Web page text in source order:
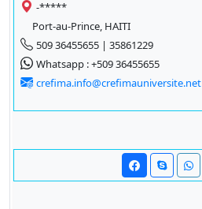
-*****
Port-au-Prince, HAITI
509 36455655 | 35861229
Whatsapp : +509 36455655
crefima.info@crefimauniversite.net